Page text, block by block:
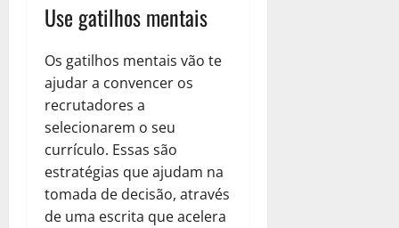
Use gatilhos mentais
Os gatilhos mentais vão te
ajudar a convencer os
recrutadores a
selecionarem o seu
currículo. Essas são
estratégias que ajudam na
tomada de decisão, através
de uma escrita que acelera